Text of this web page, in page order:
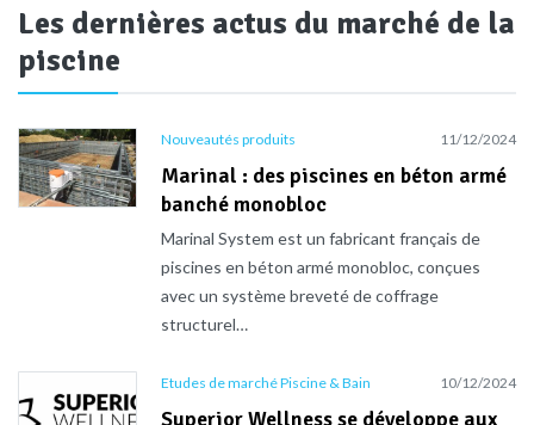
Les dernières actus du marché de la
piscine
Nouveautés produits 11/12/2024
Marinal : des piscines en béton armé
banché monobloc
Marinal System est un fabricant français de
piscines en béton armé monobloc, conçues
avec un système breveté de coffrage
structurel…
Etudes de marché Piscine & Bain 10/12/2024
Superior Wellness se développe aux